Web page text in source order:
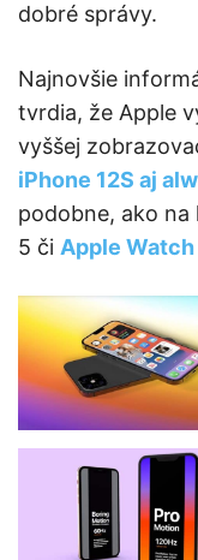
dobré správy.
Najnovšie
tvrdia, že Apple
vyššej
iPhone 12S aj
podobne, ako na
5 či Apple